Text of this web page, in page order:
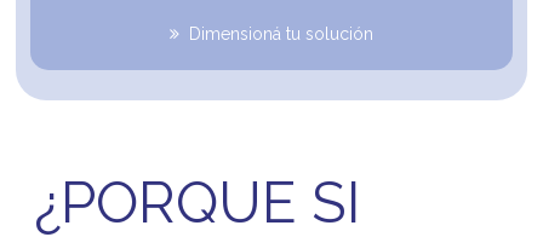
Dimensioná tu solución
¿PORQUE SI